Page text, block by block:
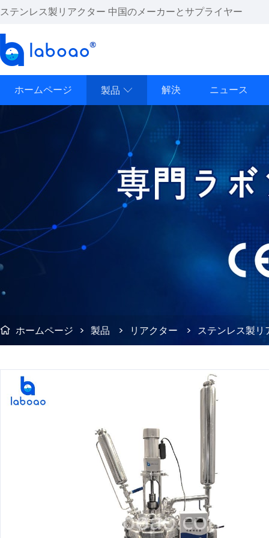
ステンレス製リアクター 中国のメーカーとサプライヤー
ホームページ 製品  解決 ニュース
 ホームページ > 製品 > リアクター > ステンレス製リ